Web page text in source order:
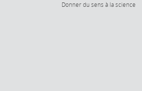
Donner du sens à la science